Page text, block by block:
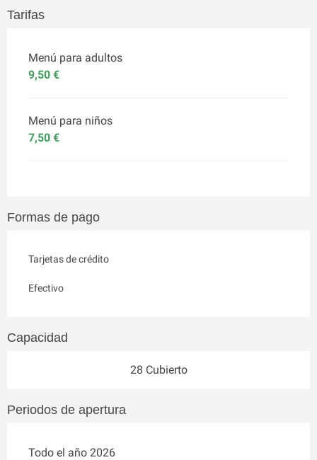
Tarifas
Menú para adultos
9,50 €
Menú para niños
7,50 €
Formas de pago
Tarjetas de crédito
Efectivo
Capacidad
28 Cubierto
Periodos de apertura
Todo el año 2026